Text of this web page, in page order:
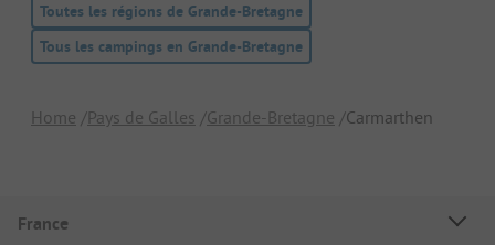
Toutes les régions de Grande-Bretagne
Tous les campings en Grande-Bretagne
Home Pays de Galles Grande-Bretagne Carmarthen
France